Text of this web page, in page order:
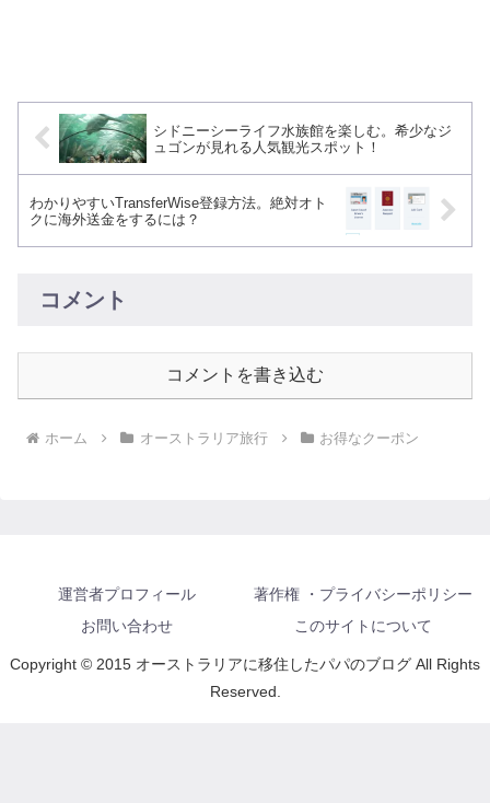
シドニーシーライフ水族館を楽しむ。希少なジ
ュゴンが見れる人気観光スポット！
わかりやすいTransferWise登録方法。絶対オト
クに海外送金をするには？
コメント
コメントを書き込む
ホーム オーストラリア旅行 お得なクーポン
運営者プロフィール
著作権 ・プライバシーポリシー
お問い合わせ
このサイトについて
Copyright © 2015 オーストラリアに移住したパパのブログ All Rights
Reserved.